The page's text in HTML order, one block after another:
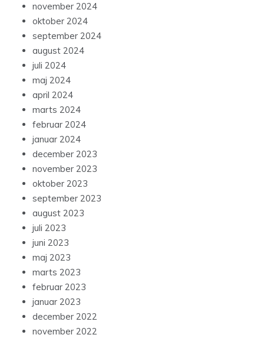
november 2024
oktober 2024
september 2024
august 2024
juli 2024
maj 2024
april 2024
marts 2024
februar 2024
januar 2024
december 2023
november 2023
oktober 2023
september 2023
august 2023
juli 2023
juni 2023
maj 2023
marts 2023
februar 2023
januar 2023
december 2022
november 2022